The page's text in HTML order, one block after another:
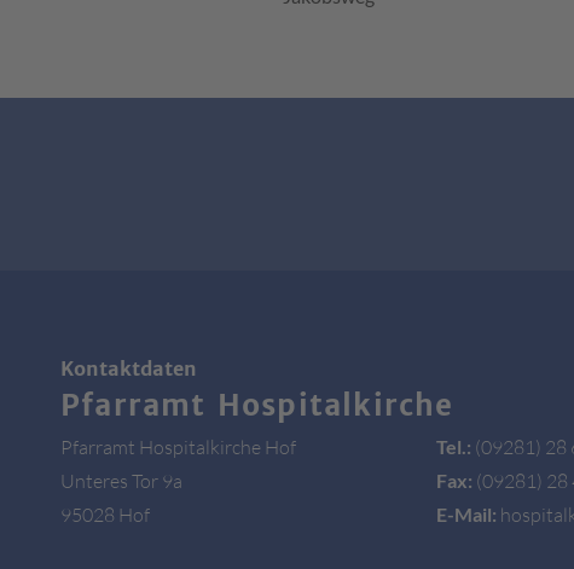
Kontaktdaten
Pfarramt Hospitalkirche
Pfarramt Hospitalkirche Hof
Unteres Tor 9a
95028 Hof
Tel.: (09281) 28
Fax: (09281) 28
E-Mail: